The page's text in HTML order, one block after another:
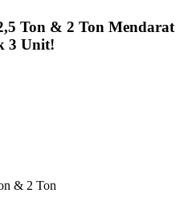
Ton & 2 Ton Mendarat
3 Unit!